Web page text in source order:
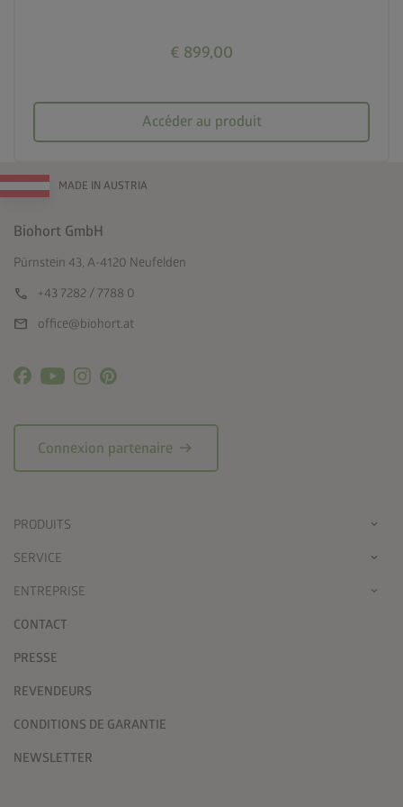
€ 899,00
Accéder au produit
MADE IN AUSTRIA
Biohort GmbH
Pürnstein 43, A-4120 Neufelden
call +43 7282 / 7788 0
mail office@biohort.at
Connexion partenaire arrow_right_alt
PRODUITS
SERVICE
ENTREPRISE
CONTACT
PRESSE
REVENDEURS
CONDITIONS DE GARANTIE
NEWSLETTER